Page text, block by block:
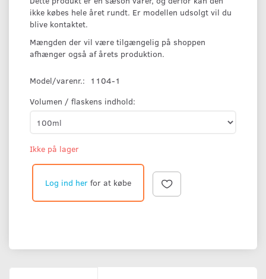
ikke købes hele året rundt. Er modellen udsolgt vil du
blive kontaktet.
Mængden der vil være tilgængelig på shoppen
afhænger også af årets produktion.
Model/varenr.:
1104-1
Volumen / flaskens indhold:
Ikke på lager
Log ind her for at købe